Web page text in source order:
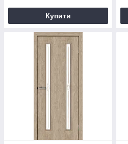
Купити